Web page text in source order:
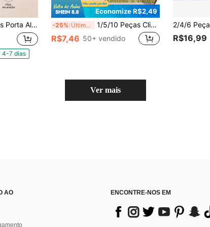
Chaveiro Suporte Garra
4-7 dias
Economize R$2,49
-25% Últimas 6 hrs 1/5/10 Peças Clipes Invisíveis para Encurtar Perna de Calça, Clipes Antiderrapantes para Bainha de Calça, Fivelas Ocultas para Fixar Perna de Calça Sem Costura, Sem Necessidade de Costura, Clipes para Fixar Perna de Calça, Adequado para Roupas Personalizadas, Pode Ser Usado para Bainha de Calça, Canto de Roupa, Encurtamento de Perna de Calça, Antiderrapante, À Prova d'Água
R$7,46 50+ vendido R$16,99
Ver mais
AO
ENCONTRE-NOS EM